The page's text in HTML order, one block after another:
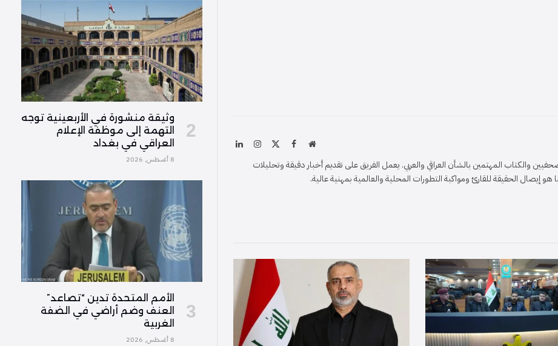
موقعفيسبوك الانستغرام
لينكدإن
والكتاب المهتمين بالشأن العراقي والعربي. يعمل الفريق على تقديم أخبار دقيقة وتحليلات
الحقيقة للقارئ ومواكبة التطورات المحلية والعالمية بمهنية عالية.
وثيقة منشورة في الأربعينية توجه
التهمة إلى موظفة الإعلام
العراقي في بغداد
8 أغسطس, 2026
الأمم المتحدة تدين “تصاعد”
العنف وضم أراضي في الضفة
الغربية
8 أغسطس, 2026